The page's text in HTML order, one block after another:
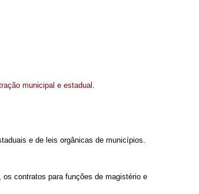
municipal e estadual.
e de leis orgânicas de municípios.
contratos para funções de magistério e